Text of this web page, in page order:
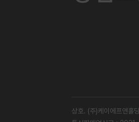
상호. (주)케이에프앤